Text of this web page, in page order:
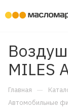
MILES
Главная —
Автомобильные